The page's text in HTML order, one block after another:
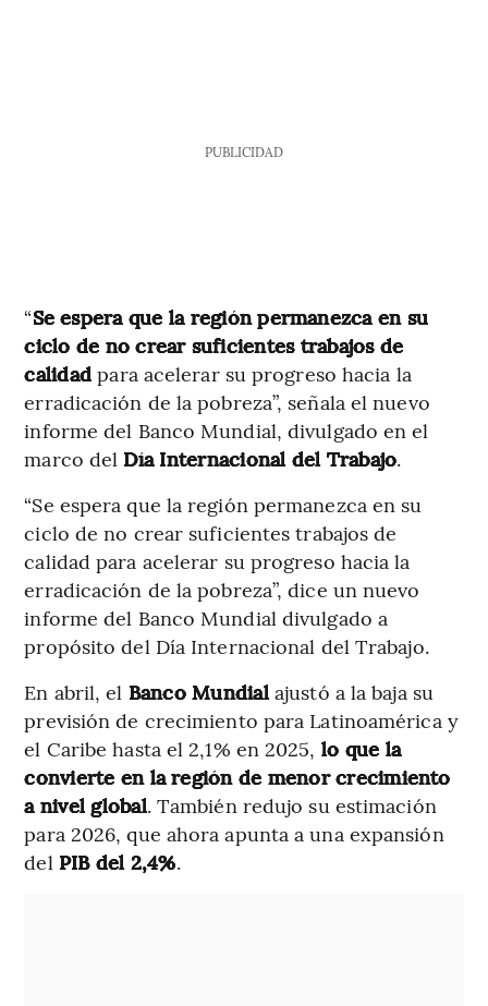
PUBLICIDAD
“Se espera que la región permanezca en su
ciclo de no crear suficientes trabajos de
calidadpara acelerar su progreso hacia la
erradicación de la pobreza”, señala el nuevo
informe del Banco Mundial, divulgado en el
marco del Día Internacional del Trabajo.
“Se espera que la región permanezca en su
ciclo de no crear suficientes trabajos de
calidad para acelerar su progreso hacia la
erradicación de la pobreza”, dice un nuevo
informe del Banco Mundial divulgado a
propósito del Día Internacional del Trabajo.
En abril, el Banco Mundialajustó a la baja su
previsión de crecimiento para Latinoamérica y
el Caribe hasta el 2,1% en 2025, lo que la
convierte en la región de menor crecimiento
a nivel global. También redujo su estimación
para 2026, que ahora apunta a una expansión
del PIB del 2,4%.